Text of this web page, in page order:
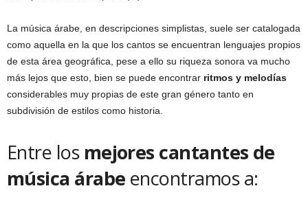
La música árabe, en descripciones simplistas, suele ser catalogada
como aquella en la que los cantos se encuentran lenguajes propios
de esta área geográfica, pese a ello su riqueza sonora va mucho
más lejos que esto, bien se puede encontrar ritmos y melodías
considerables muy propias de este gran género tanto en
subdivisión de estilos como historia.
Entre los mejores cantantes de
música árabe encontramos a: